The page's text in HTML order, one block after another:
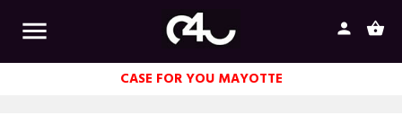
 shopping_basket
person
CASE FOR YOU MAYOTTE